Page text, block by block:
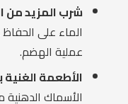
شرب المزيد من
الماء على
عملية الهضم.
الأطعمة الغنية
الأسماك الدهنية